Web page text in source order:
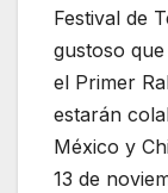
Festival de
gustoso
el Primer
estarán
México y
13 de